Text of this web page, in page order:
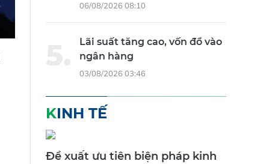
06/08/2026 08:10
Lãi suất tăng cao, vốn đổ vào
ngân hàng
03/08/2026 03:46
KINH TẾ
Đề xuất ưu tiên biện pháp kinh